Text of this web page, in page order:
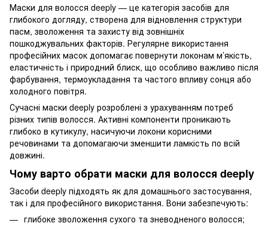
Маски для волосся deeply — це категорія засобів для
глибокого догляду, створена для відновлення структури
пасм, зволоження та захисту від зовнішніх
пошкоджувальних факторів. Регулярне використання
професійних масок допомагає повернути локонам м’якість,
еластичність і природний блиск, що особливо важливо після
фарбування, термоукладання та частого впливу сонця або
холодного повітря.
Сучасні маски deeply розроблені з урахуванням потреб
різних типів волосся. Активні компоненти проникають
глибоко в кутикулу, насичуючи локони корисними
речовинами та допомагаючи зменшити ламкість по всій
довжині.
Чому варто обрати маски для волосся deeply
Засоби deeply підходять як для домашнього застосування,
так і для професійного використання. Вони забезпечують:
глибоке зволоження сухого та зневодненого волосся;